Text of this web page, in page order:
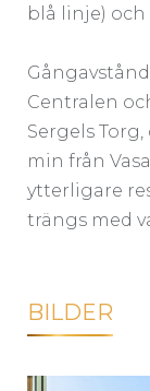
blå linje)
Centralen
Sergels
min från
ytterligare
trängs med
BILDER